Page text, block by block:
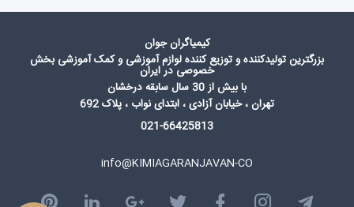
کیمیاگران جوان
بزرگترین تولیدکننده و توزیع کننده لوازم آموزشی و کمک آموزشی بخش
خصوصی در ایران
با بیش از 30 سال سابقه درخشان
تهران ، خیابان آزادی ، ابتدای نواب ، پلاک 692
021-66425813
info@KIMIAGARANJAVAN-CO